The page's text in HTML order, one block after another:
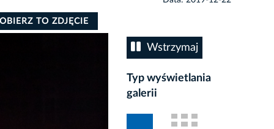
Wstrzymaj
Typ wyświetlania
galerii
TO ZDJĘCIE